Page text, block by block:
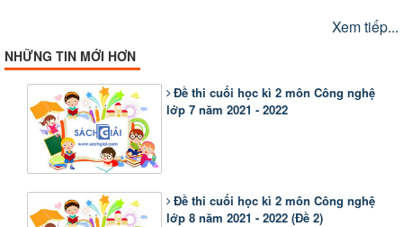
Xem tiếp...
NHỮNG TIN MỚI HƠN
Đề thi cuối học kì 2 môn Công nghệ
lớp 7 năm 2021 - 2022
Đề thi cuối học kì 2 môn Công nghệ
lớp 8 năm 2021 - 2022 (Đề 2)